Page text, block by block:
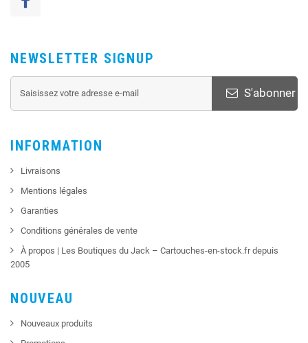
NEWSLETTER SIGNUP
S'abonner
INFORMATION
Livraisons
Mentions légales
Garanties
Conditions générales de vente
À propos | Les Boutiques du Jack – Cartouches-en-stock.fr depuis
2005
NOUVEAU
Nouveaux produits